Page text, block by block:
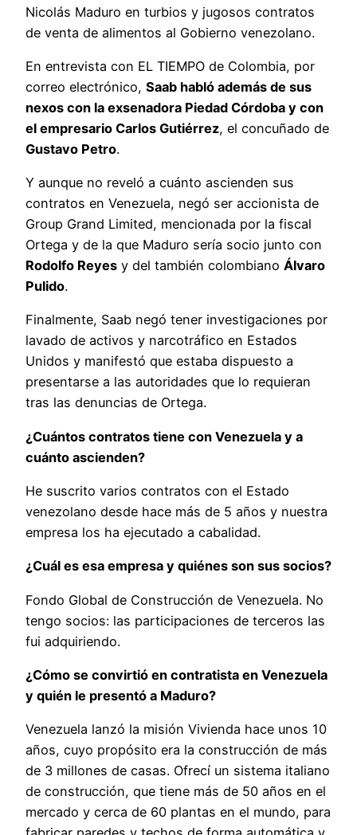
Nicolás Maduro en turbios y jugosos contratos
de venta de alimentos al Gobierno venezolano.
En entrevista con EL TIEMPO de Colombia, por
correo electrónico, Saab habló además de sus
nexos con la exsenadora Piedad Córdoba y con
el empresario Carlos Gutiérrez, el concuñado de
Gustavo Petro.
Y aunque no reveló a cuánto ascienden sus
contratos en Venezuela, negó ser accionista de
Group Grand Limited, mencionada por la fiscal
Ortega y de la que Maduro sería socio junto con
Rodolfo Reyes y del también colombiano Álvaro
Pulido.
Finalmente, Saab negó tener investigaciones por
lavado de activos y narcotráfico en Estados
Unidos y manifestó que estaba dispuesto a
presentarse a las autoridades que lo requieran
tras las denuncias de Ortega.
¿Cuántos contratos tiene con Venezuela y a
cuánto ascienden?
He suscrito varios contratos con el Estado
venezolano desde hace más de 5 años y nuestra
empresa los ha ejecutado a cabalidad.
¿Cuál es esa empresa y quiénes son sus socios?
Fondo Global de Construcción de Venezuela. No
tengo socios: las participaciones de terceros las
fui adquiriendo.
¿Cómo se convirtió en contratista en Venezuela
y quién le presentó a Maduro?
Venezuela lanzó la misión Vivienda hace unos 10
años, cuyo propósito era la construcción de más
de 3 millones de casas. Ofrecí un sistema italiano
de construcción, que tiene más de 50 años en el
mercado y cerca de 60 plantas en el mundo, para